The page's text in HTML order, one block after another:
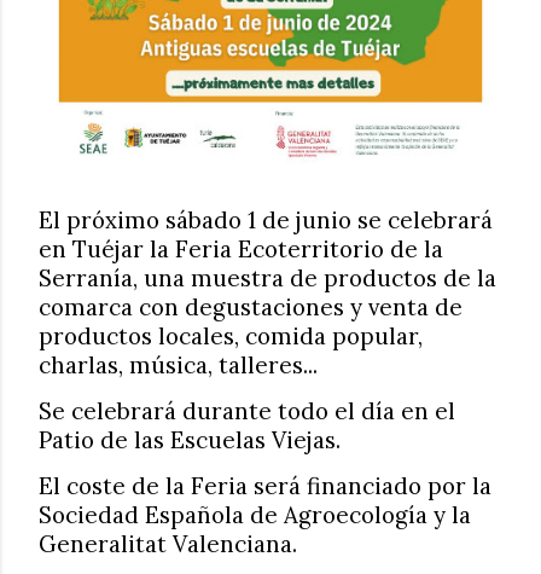
El próximo sábado 1 de junio se celebrará
en Tuéjar la Feria Ecoterritorio de la
Serranía, una muestra de productos de la
comarca con degustaciones y venta de
productos locales, comida popular,
charlas, música, talleres...
Se celebrará durante todo el día en el
Patio de las Escuelas Viejas.
El coste de la Feria será financiado por la
Sociedad Española de Agroecología y la
Generalitat Valenciana.